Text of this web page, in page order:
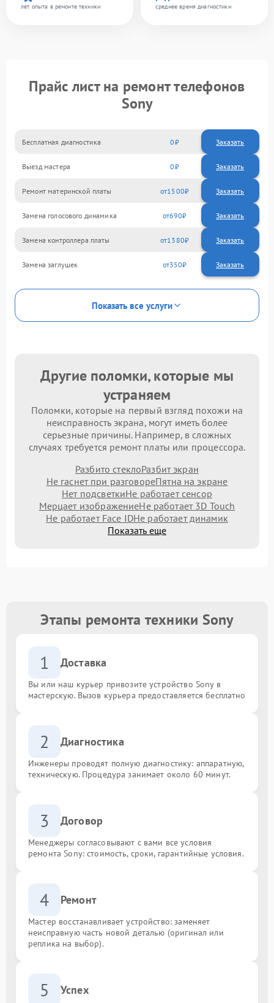
лет опыта в ремонте техники
среднее время диагностики
Прайс лист на ремонт телефонов
Sony
Бесплатная диагностика 0 Заказать
Выезд мастера 0 Заказать
Ремонт материнской платы 1500
Замена голосового динамика 690
Замена контроллера платы 1380
Замена заглушек 350
Показать все услуги
Другие поломки, которые мы
устраняем
Поломки, которые на первый взгляд похожи на
неисправность экрана, могут иметь более
серьезные причины. Например, в сложных
случаях требуется ремонт платы или процессора.
Разбито стеклоРазбит экран
Не гаснет при разговореПятна на экране
Нет подсветкиНе работает сенсор
Мерцает изображениеНе работает 3D Touch
Не работает Face IDНе работает динамик
Показать еще
Этапы ремонта техники Sony
1 Доставка
Вы или наш курьер привозите устройство Sony в
мастерскую. Вызов курьера предоставляется бесплатно
2 Диагностика
Инженеры проводят полную диагностику: аппаратную,
техническую. Процедура занимает около 60 минут.
3 Договор
Менеджеры согласовывают с вами все условия
ремонта Sony: стоимость, сроки, гарантийные условия.
4 Ремонт
Мастер восстанавливает устройство: заменяет
неисправную часть новой деталью (оригинал или
реплика на выбор).
5 Успех